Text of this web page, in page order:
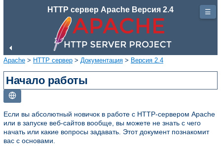
HTTP сервер Apache Версия 2.4
Apache > HTTP сервер > Документация > Версия 2.4
Начало работы
Если вы абсолютный новичок в работе с HTTP-сервером Apache
или в запуске веб-сайтов вообще, вы можете не знать с чего
начать или какие вопросы задавать. Этот документ познакомит
вас с основами.
☰